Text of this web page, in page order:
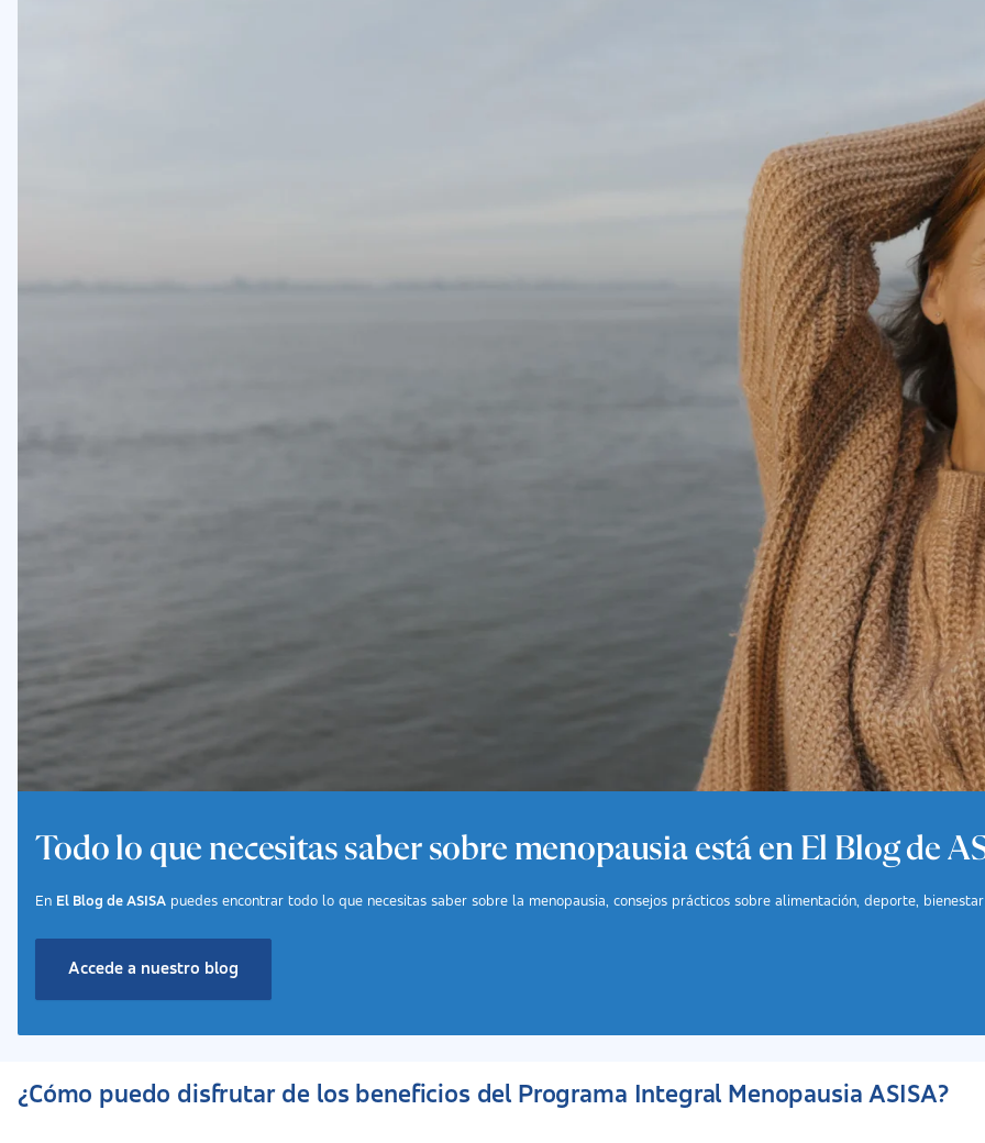
Todo lo que necesitas saber sobre menopausia está en El Blog de
En El Blog de ASISA puedes encontrar todo lo que necesitas saber sobre la menopausia, consejos prácticos sobre alimentación, deporte,
Accede a nuestro blog
¿Cómo puedo disfrutar de los beneficios del Programa Integral Menopausia ASISA?